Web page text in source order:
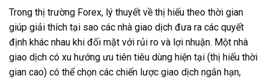
Trong thị trường Forex, lý thuyết về thị hiếu theo thời gian
giúp giải thích tại sao các nhà giao dịch đưa ra các quyết
định khác nhau khi đối mặt với rủi ro và lợi nhuận. Một nhà
giao dịch có xu hướng ưu tiên tiêu dùng hiện tại (thị hiếu thời
gian cao) có thể chọn các chiến lược giao dịch ngắn hạn,